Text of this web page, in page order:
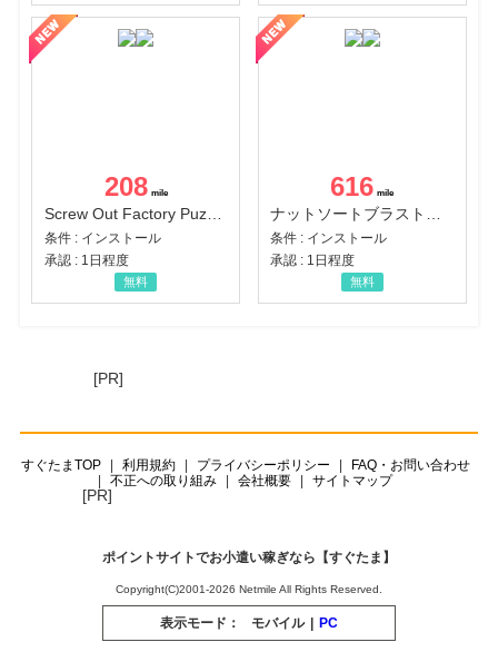
208
Screw Out Factory Puzzle 3D（経験値バーのマイルストーンを5にする（ユーザーレベル5に到達する））（Android）
条件 : インストール
承認 : 1日程度
無料
616
条件 : インストール
承認 : 1日程度
無料
[PR]
すぐたまTOP 利用規約 プライバシーポリシー
FAQ・お問い合わせ
不正への取り組み
会社概要 サイトマップ
[PR]
ポイントサイトでお小遣い稼ぎなら【すぐたま】
Copyright(C)2001-2026 Netmile All Rights Reserved.
表示モード： モバイル | PC